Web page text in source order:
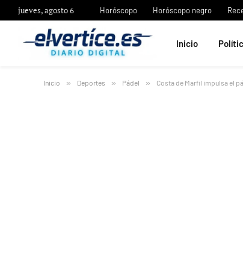
jueves, agosto 6 Horóscopo Horóscopo negro
Inicio
Inicio » Deportes » Pádel » Costa de Marfil impulsa el